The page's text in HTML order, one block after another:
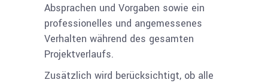
Absprachen und Vorgaben sowie ein
professionelles und angemessenes
Verhalten während des gesamten
Projektverlaufs.
Zusätzlich wird berücksichtigt, ob alle